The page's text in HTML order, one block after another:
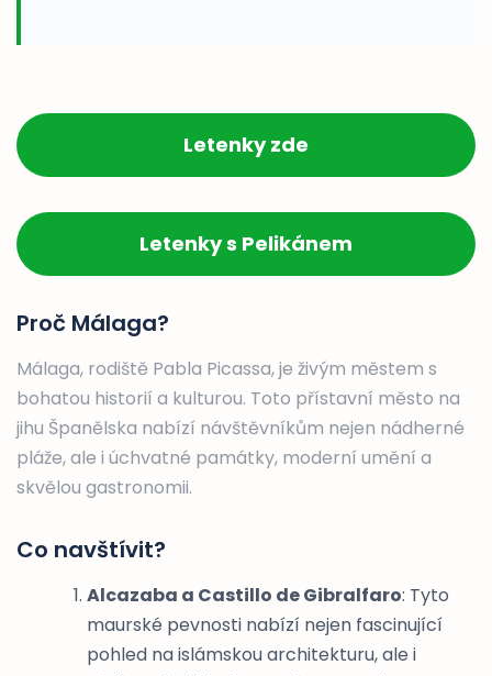
Letenky zde
Letenky s Pelikánem
Proč Málaga?
Málaga, rodiště Pabla Picassa, je živým městem s
bohatou historií a kulturou. Toto přístavní město na
jihu Španělska nabízí návštěvníkům nejen nádherné
pláže, ale i úchvatné památky, moderní umění a
skvělou gastronomii.
Co navštívit?
Alcazaba a Castillo de Gibralfaro: Tyto
maurské pevnosti nabízí nejen fascinující
pohled na islámskou architekturu, ale i